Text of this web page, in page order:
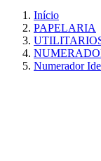
Início
PAPELARIA
Numerador